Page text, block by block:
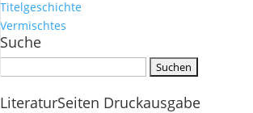
Titelgeschichte
Vermischtes
Suche
LiteraturSeiten Druckausgabe